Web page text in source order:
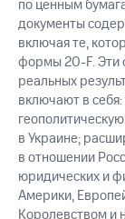
по ценным
документы
включая те,
формы 20-F. Эти
реальных
включают в
в Украине;
в отношении
юридических и
Америки,